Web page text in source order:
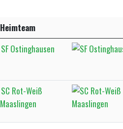
Heimteam
SF Ostinghausen
SC Rot-Weiß
Maaslingen